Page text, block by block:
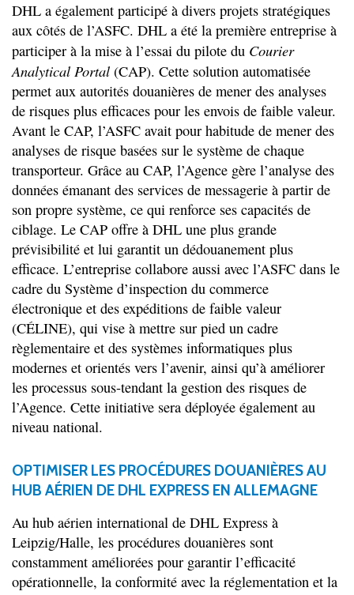
DHL a également participé à divers projets stratégiques
aux côtés de l’ASFC. DHL a été la première entreprise à
participer à la mise à l’essai du pilote du Courier
Analytical Portal (CAP). Cette solution automatisée
permet aux autorités douanières de mener des analyses
de risques plus efficaces pour les envois de faible valeur.
Avant le CAP, l’ASFC avait pour habitude de mener des
analyses de risque basées sur le système de chaque
transporteur. Grâce au CAP, l’Agence gère l’analyse des
données émanant des services de messagerie à partir de
son propre système, ce qui renforce ses capacités de
ciblage. Le CAP offre à DHL une plus grande
prévisibilité et lui garantit un dédouanement plus
efficace. L’entreprise collabore aussi avec l’ASFC dans le
cadre du Système d’inspection du commerce
électronique et des expéditions de faible valeur
(CÉLINE), qui vise à mettre sur pied un cadre
règlementaire et des systèmes informatiques plus
modernes et orientés vers l’avenir, ainsi qu’à améliorer
les processus sous-tendant la gestion des risques de
l’Agence. Cette initiative sera déployée également au
niveau national.
OPTIMISER LES PROCÉDURES DOUANIÈRES AU
HUB AÉRIEN DE DHL EXPRESS EN ALLEMAGNE
Au hub aérien international de DHL Express à
Leipzig/Halle, les procédures douanières sont
constamment améliorées pour garantir l’efficacité
opérationnelle, la conformité avec la réglementation et la